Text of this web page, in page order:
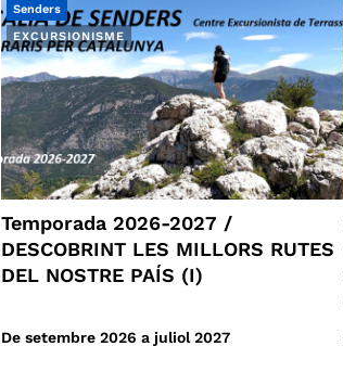
EXCURSIONISME
Senders
Temporada 2026-2027 /
DESCOBRINT LES MILLORS RUTES
DEL NOSTRE PAÍS (I)
De setembre 2026 a juliol 2027